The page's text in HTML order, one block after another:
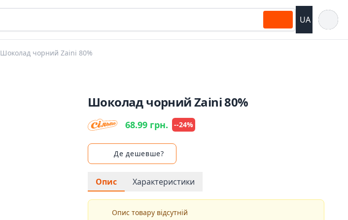
UA
Шоколад чорний Zaini 80%
Шоколад чорний Zaini 80%
68.99 грн. --24%
Де дешевше?
Опис Характеристики
Опис товару відсутній